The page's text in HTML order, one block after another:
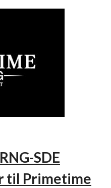
SDE
til Primetime